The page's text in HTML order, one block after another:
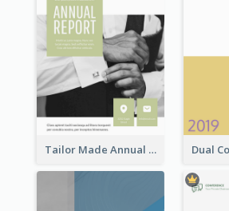
Tailor Made Annual Report